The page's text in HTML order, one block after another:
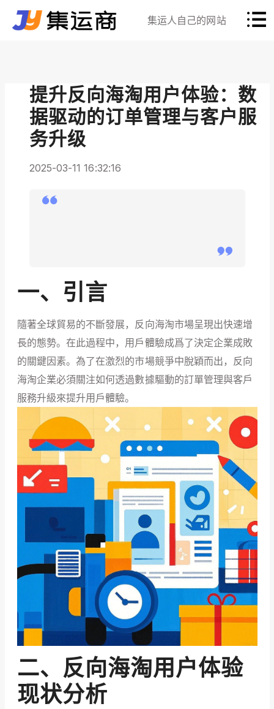
集运人自己的网站
提升反向海淘用户体验：数
据驱动的订单管理与客户服
务升级
2025-03-11 16:32:16
一、引言
隨著全球貿易的不斷發展，反向海淘市場呈現出快速增
長的態勢。在此過程中，用戶體驗成爲了決定企業成敗
的關鍵因素。為了在激烈的市場競爭中脫穎而出，反向
海淘企業必須關注如何透過數據驅動的訂單管理與客戶
服務升級來提升用戶體驗。
二、反向海淘用户体验
现状分析